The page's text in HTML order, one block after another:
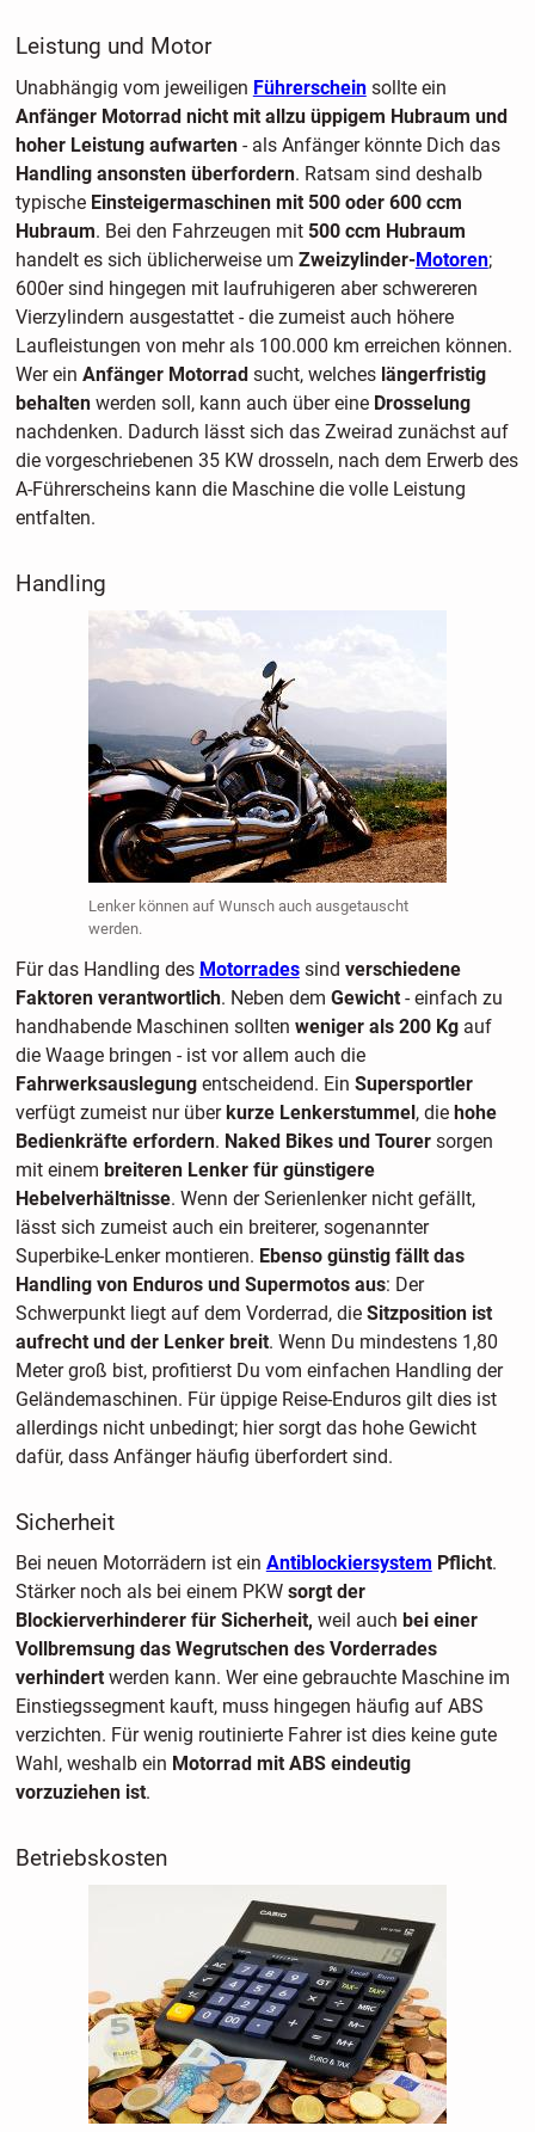
Leistung und Motor
Unabhängig vom jeweiligen Führerscheinsollte ein
Anfänger Motorrad nicht mit allzu üppigem Hubraum und
hoher Leistung aufwarten- als Anfänger könnte Dich das
Handling ansonsten überfordern. Ratsam sind deshalb
typische Einsteigermaschinen mit 500 oder 600 ccm
Hubraum. Bei den Fahrzeugen mit 500 ccm Hubraum
handelt es sich üblicherweise um Zweizylinder-Motoren;
600er sind hingegen mit laufruhigeren aber schwereren
Vierzylindern ausgestattet - die zumeist auch höhere
Laufleistungen von mehr als 100.000 km erreichen können.
Wer ein Anfänger Motorradsucht, welches längerfristig
behaltenwerden soll, kann auch über eine Drosselung
nachdenken. Dadurch lässt sich das Zweirad zunächst auf
die vorgeschriebenen 35 KW drosseln, nach dem Erwerb des
A-Führerscheins kann die Maschine die volle Leistung
entfalten.
Handling
Lenker können auf Wunsch auch ausgetauscht
werden.
Für das Handling des Motorradessind verschiedene
Faktoren verantwortlich. Neben dem Gewicht - einfach zu
handhabende Maschinen sollten weniger als 200 Kgauf
die Waage bringen - ist vor allem auch die
Fahrwerksauslegungentscheidend. Ein Supersportler
verfügt zumeist nur überkurze Lenkerstummel, die hohe
Bedienkräfte erfordern. Naked Bikes und Tourersorgen
mit einem breiteren Lenker für günstigere
Hebelverhältnisse. Wenn der Serienlenker nicht gefällt,
lässt sich zumeist auch ein breiterer, sogenannter
Superbike-Lenker montieren. Ebenso günstig fällt das
Handling von Enduros und Supermotos aus: Der
Schwerpunkt liegt auf dem Vorderrad, die Sitzposition ist
aufrecht und der Lenker breit. Wenn Du mindestens 1,80
Meter groß bist, profitierst Du vom einfachen Handling der
Geländemaschinen. Für üppige Reise-Enduros gilt dies ist
allerdings nicht unbedingt; hier sorgt das hohe Gewicht
dafür, dass Anfänger häufig überfordert sind.
Sicherheit
Bei neuen Motorrädern ist ein Antiblockiersystem Pflicht.
Stärker noch als bei einem PKW sorgt der
Blockierverhinderer für Sicherheit, weil auch bei einer
Vollbremsung das Wegrutschen des Vorderrades
verhindertwerden kann. Wer eine gebrauchte Maschine im
Einstiegssegment kauft, muss hingegen häufig auf ABS
verzichten. Für wenig routinierte Fahrer ist dies keine gute
Wahl, weshalb ein Motorrad mit ABS eindeutig
vorzuziehen ist.
Betriebskosten